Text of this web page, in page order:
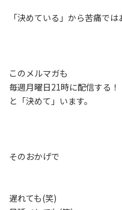
「決めている」から苦痛では
このメルマガも
毎週月曜日21時に配信する！
と「決めて」います。
そのおかげで
遅れても(笑)